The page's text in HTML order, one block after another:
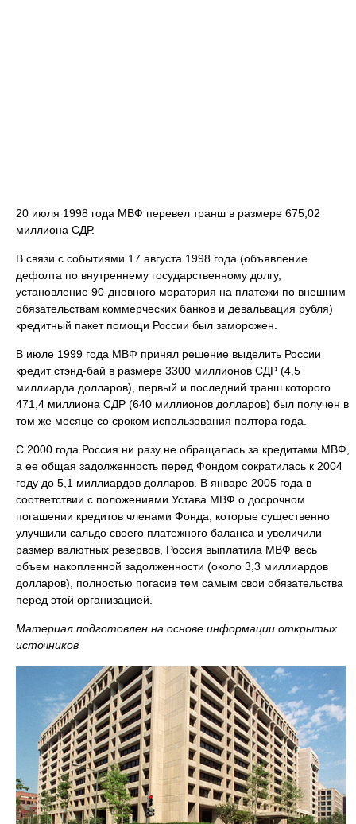
20 июля 1998 года МВФ перевел транш в размере 675,02
миллиона СДР.
В связи с событиями 17 августа 1998 года (объявление
дефолта по внутреннему государственному долгу,
установление 90-дневного моратория на платежи по внешним
обязательствам коммерческих банков и девальвация рубля)
кредитный пакет помощи России был заморожен.
В июле 1999 года МВФ принял решение выделить России
кредит стэнд-бай в размере 3300 миллионов СДР (4,5
миллиарда долларов), первый и последний транш которого
471,4 миллиона СДР (640 миллионов долларов) был получен в
том же месяце со сроком использования полтора года.
С 2000 года Россия ни разу не обращалась за кредитами МВФ,
а ее общая задолженность перед Фондом сократилась к 2004
году до 5,1 миллиардов долларов. В январе 2005 года в
соответствии с положениями Устава МВФ о досрочном
погашении кредитов членами Фонда, которые существенно
улучшили сальдо своего платежного баланса и увеличили
размер валютных резервов, Россия выплатила МВФ весь
объем накопленной задолженности (около 3,3 миллиардов
долларов), полностью погасив тем самым свои обязательства
перед этой организацией.
Материал подготовлен на основе информации открытых
источников